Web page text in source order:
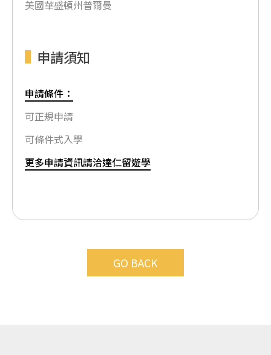
美國華盛頓州普爾曼
申請須知
申請條件：
可正規申請
可條件式入學
更多申請資訊請洽達仁留遊學
GO BACK